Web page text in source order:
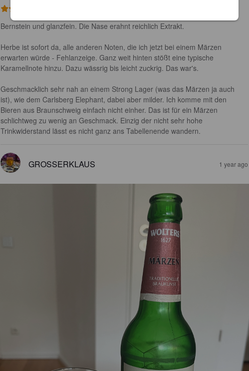
Bernstein und glanzfein. Die Nase erahnt reichlich Extrakt.
Herbe ist sofort da, alle anderen Noten, die ich jetzt bei einem Märzen
erwarten würde - Fehlanzeige. Ganz weit hinten stößt eine typische
Karamellnote hinzu. Dazu wässrig bis leicht zuckrig. Das war's.
Geschmacklich sehr nah an einem Strong Lager (was das Märzen ja auch
ist), wie dem Carlsberg Elephant, dabei aber milder. Ich komme mit den
Bieren aus Braunschweig einfach nicht einher. Das ist für ein Märzen
schlichtweg zu wenig an Geschmack. Einzig der nicht sehr hohe
Trinkwiderstand lässt es nicht ganz ans Tabellenende wandern.
GROSSERKLAUS 1 year ago